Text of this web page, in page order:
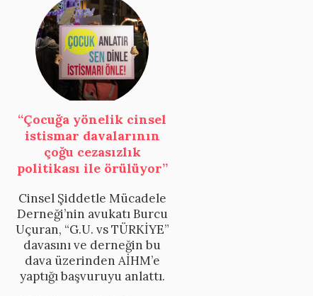
“Çocuğa yönelik cinsel
istismar davalarının
çoğu cezasızlık
politikası ile örülüyor”
Cinsel Şiddetle Mücadele
Derneği’nin avukatı Burcu
Uçuran, “G.U. vs TÜRKİYE”
davasını ve derneğin bu
dava üzerinden AİHM’e
yaptığı başvuruyu anlattı.